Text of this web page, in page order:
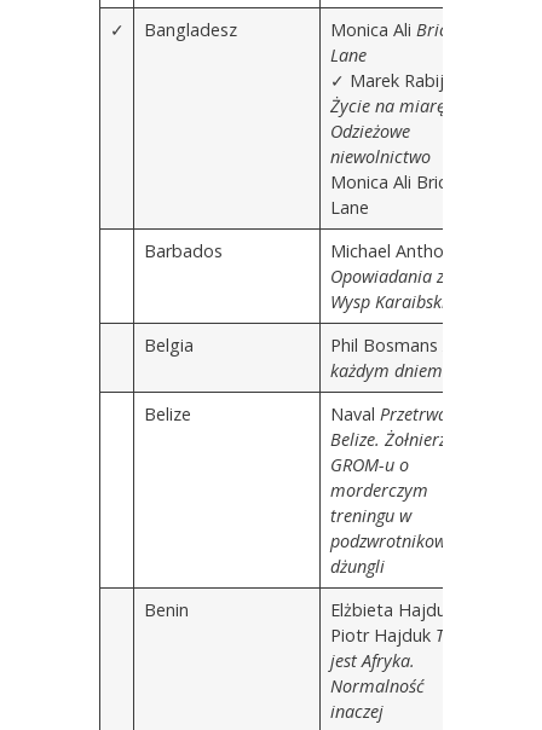
✓
Bangladesz Monica Ali Brick
Lane
✓ Marek Rabij
Życie na miarę.
Odzieżowe
niewolnictwo
Monica Ali Brick
Lane
Barbados
Michael Anthony
Opowiadania z
Wysp Karaibskich
Belgia
Phil Bosmans
każdym dniem
Belize
Naval Przetrwać
Belize. Żołnierz
GROM-u o
morderczym
treningu w
podzwrotnikowej
dżungli
Benin
Elżbieta Hajduk,
Piotr Hajduk To
jest Afryka.
Normalność
inaczej